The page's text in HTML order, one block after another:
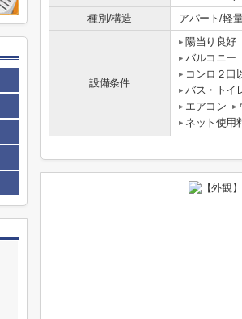
種別/構造
アパート/軽
設備条件
陽当り良好
バルコニー
コンロ２口
バス・トイ
エアコン
ネット使用